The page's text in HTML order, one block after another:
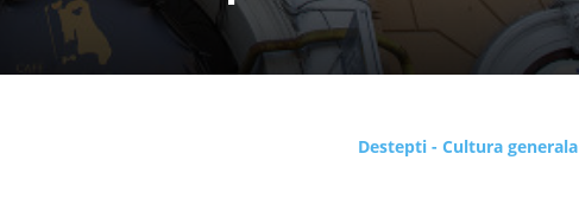
Destepti - Cultura generala